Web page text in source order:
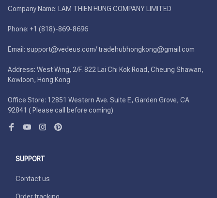
Company Name: LAM THIEN HUNG COMPANY LIMITED
Phone: +1 (818)-869-8696
Email: support@vedeus.com/ tradehubhongkong@gmail.com
Address: West Wing, 2/F. 822 Lai Chi Kok Road, Cheung Shawan,
Kowloon, Hong Kong
Office Store: 12851 Western Ave. Suite E, Garden Grove, CA
92841 ( Please call before coming)
SUPPORT
Contact us